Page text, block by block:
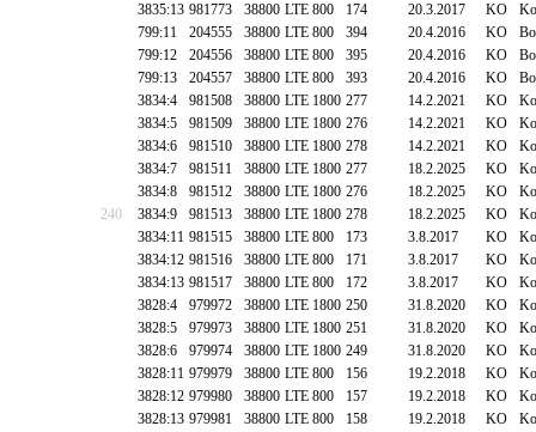
3835:13 981773 38800 LTE 800 174 20.3.2017 KO
799:11
204555 38800 LTE 800 394 20.4.2016 KO
799:12
204556 38800 LTE 800 395 20.4.2016 KO
799:13
204557 38800 LTE 800 393 20.4.2016 KO
3834:4
981508 38800 LTE 1800 277 14.2.2021 KO
3834:5
981509 38800 LTE 1800 276 14.2.2021 KO
3834:6
981510 38800 LTE 1800 278 14.2.2021 KO
3834:7
981511 38800 LTE 1800 277 18.2.2025 KO
3834:8
981512 38800 LTE 1800 276 18.2.2025 KO
240
3834:9 981513 38800 LTE 1800 278 18.2.2025 KO
3834:11 981515 38800 LTE 800 173 3.8.2017 KO
3834:12 981516 38800 LTE 800 171 3.8.2017 KO
3834:13 981517 38800 LTE 800 172 3.8.2017 KO
3828:4
979972 38800 LTE 1800 250 31.8.2020 KO
3828:5
979973 38800 LTE 1800 251 31.8.2020 KO
3828:6
979974 38800 LTE 1800 249 31.8.2020 KO
3828:11 979979 38800 LTE 800 156 19.2.2018 KO
3828:12 979980 38800 LTE 800 157 19.2.2018 KO
3828:13 979981 38800 LTE 800 158 19.2.2018 KO